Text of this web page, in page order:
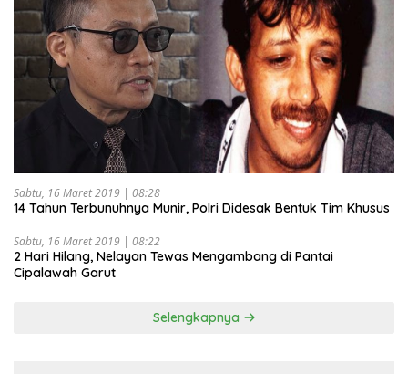
Sabtu, 16 Maret 2019 | 08:28
14 Tahun Terbunuhnya Munir, Polri Didesak Bentuk Tim Khusus
Sabtu, 16 Maret 2019 | 08:22
2 Hari Hilang, Nelayan Tewas Mengambang di Pantai
Cipalawah Garut
Selengkapnya